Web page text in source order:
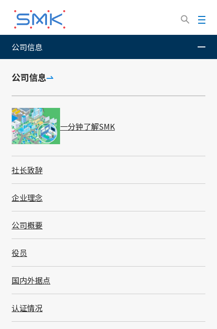
公司信息
公司信息
一分钟了解SMK
社长致辞
企业理念
公司概要
役员
国内外据点
认证情况
SMK股份有限公司
董事
代表董事社长